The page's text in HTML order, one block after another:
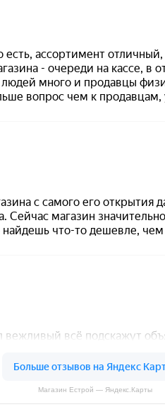
Магазин Естрой — Яндекс.Карты